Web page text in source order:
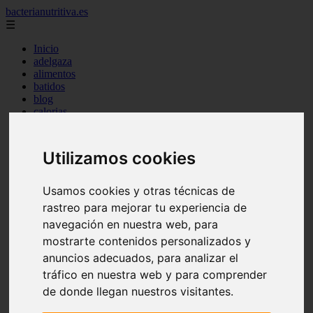
Utilizamos cookies
Usamos cookies y otras técnicas de
rastreo para mejorar tu experiencia de
navegación en nuestra web, para
mostrarte contenidos personalizados y
anuncios adecuados, para analizar el
tráfico en nuestra web y para comprender
de donde llegan nuestros visitantes.
bacterianutritiva.es
☰
Inicio
adelgaza
alimentos
batidos
blog
calorias
cuantos
dieta
ejercicio
engorda
es_es
gluten
hierro
magnesio
mejor
mujer
queso
secundarios